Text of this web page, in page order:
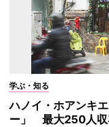
学ぶ・知る
ハノイ・ホアンキ
ー」 最大250人収